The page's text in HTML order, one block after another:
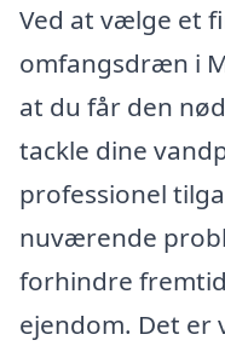
Ved at vælge et
omfangsdræn i
at du får den
tackle dine
professionel
nuværende
forhindre
ejendom. Det er